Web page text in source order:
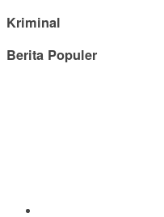
Kriminal
Berita Populer